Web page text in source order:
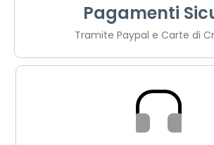
Pagamenti
Tramite Paypal e Carte di